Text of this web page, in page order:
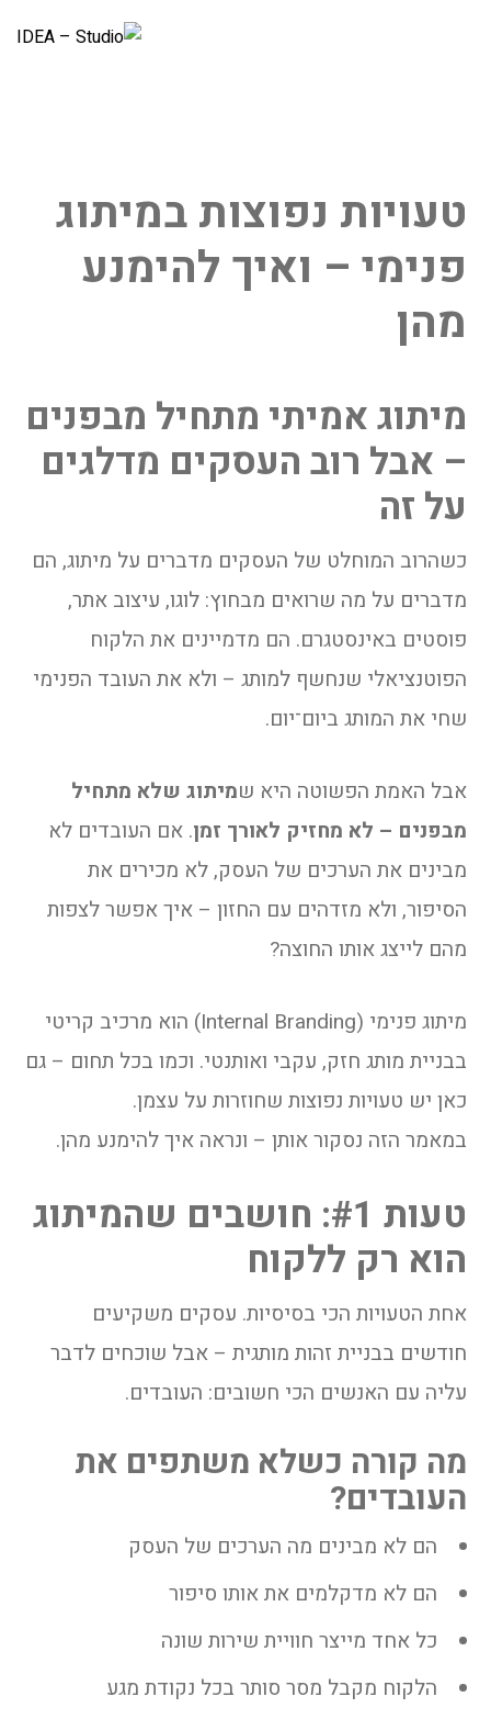
טעויות נפוצות במיתוג
פנימי – ואיך להימנע
מהן
מיתוג אמיתי מתחיל מבפנים
– אבל רוב העסקים מדלגים
על זה
כשהרוב המוחלט של העסקים מדברים על מיתוג, הם
מדברים על מה שרואים מבחוץ: לוגו, עיצוב אתר,
פוסטים באינסטגרם. הם מדמיינים את הלקוח
הפוטנציאלי שנחשף למותג – ולא את העובד הפנימי
שחי את המותג ביום־יום.
אבל האמת הפשוטה היא שמיתוג שלא מתחיל
מבפנים – לא מחזיק לאורך זמן. אם העובדים לא
מבינים את הערכים של העסק, לא מכירים את
הסיפור, ולא מזדהים עם החזון – איך אפשר לצפות
מהם לייצג אותו החוצה?
מיתוג פנימי (Internal Branding) הוא מרכיב קריטי
בבניית מותג חזק, עקבי ואותנטי. וכמו בכל תחום – גם
כאן יש טעויות נפוצות שחוזרות על עצמן.
במאמר הזה נסקור אותן – ונראה איך להימנע מהן.
טעות #1: חושבים שהמיתוג
הוא רק ללקוח
אחת הטעויות הכי בסיסיות. עסקים משקיעים
חודשים בבניית זהות מותגית – אבל שוכחים לדבר
עליה עם האנשים הכי חשובים: העובדים.
מה קורה כשלא משתפים את
העובדים?
הם לא מבינים מה הערכים של העסק
הם לא מדקלמים את אותו סיפור
כל אחד מייצר חוויית שירות שונה
הלקוח מקבל מסר סותר בכל נקודת מגע